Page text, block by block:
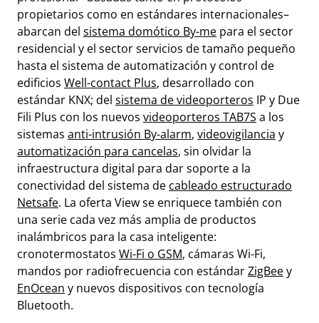
propietarios como en estándares internacionales–
abarcan del sistema domótico By-me para el sector
residencial y el sector servicios de tamaño pequeño
hasta el sistema de automatización y control de
edificios Well-contact Plus, desarrollado con
estándar KNX; del sistema de videoporteros IP y Due
Fili Plus con los nuevos videoporteros TAB7S a los
sistemas anti-intrusión By-alarm, videovigilancia y
automatización para cancelas, sin olvidar la
infraestructura digital para dar soporte a la
conectividad del sistema de cableado estructurado
Netsafe. La oferta View se enriquece también con
una serie cada vez más amplia de productos
inalámbricos para la casa inteligente:
cronotermostatos Wi-Fi o GSM, cámaras Wi-Fi,
mandos por radiofrecuencia con estándarZigBeey
EnOcean y nuevos dispositivos con tecnología
Bluetooth.